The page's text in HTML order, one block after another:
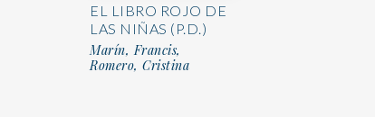
EL LIBRO ROJO DE
LAS NIÑAS (P.D.)
Marín, Francis,
Romero, Cristina